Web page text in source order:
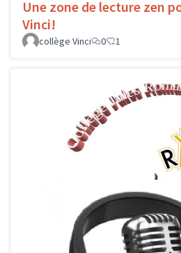
Une zone de lecture zen
Vinci!
collège Vinci
0 1